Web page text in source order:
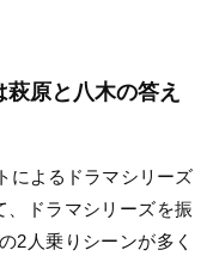
萩原と八木の答え
によるドラマシリーズ
、ドラマシリーズを振
2人乗りシーンが多く